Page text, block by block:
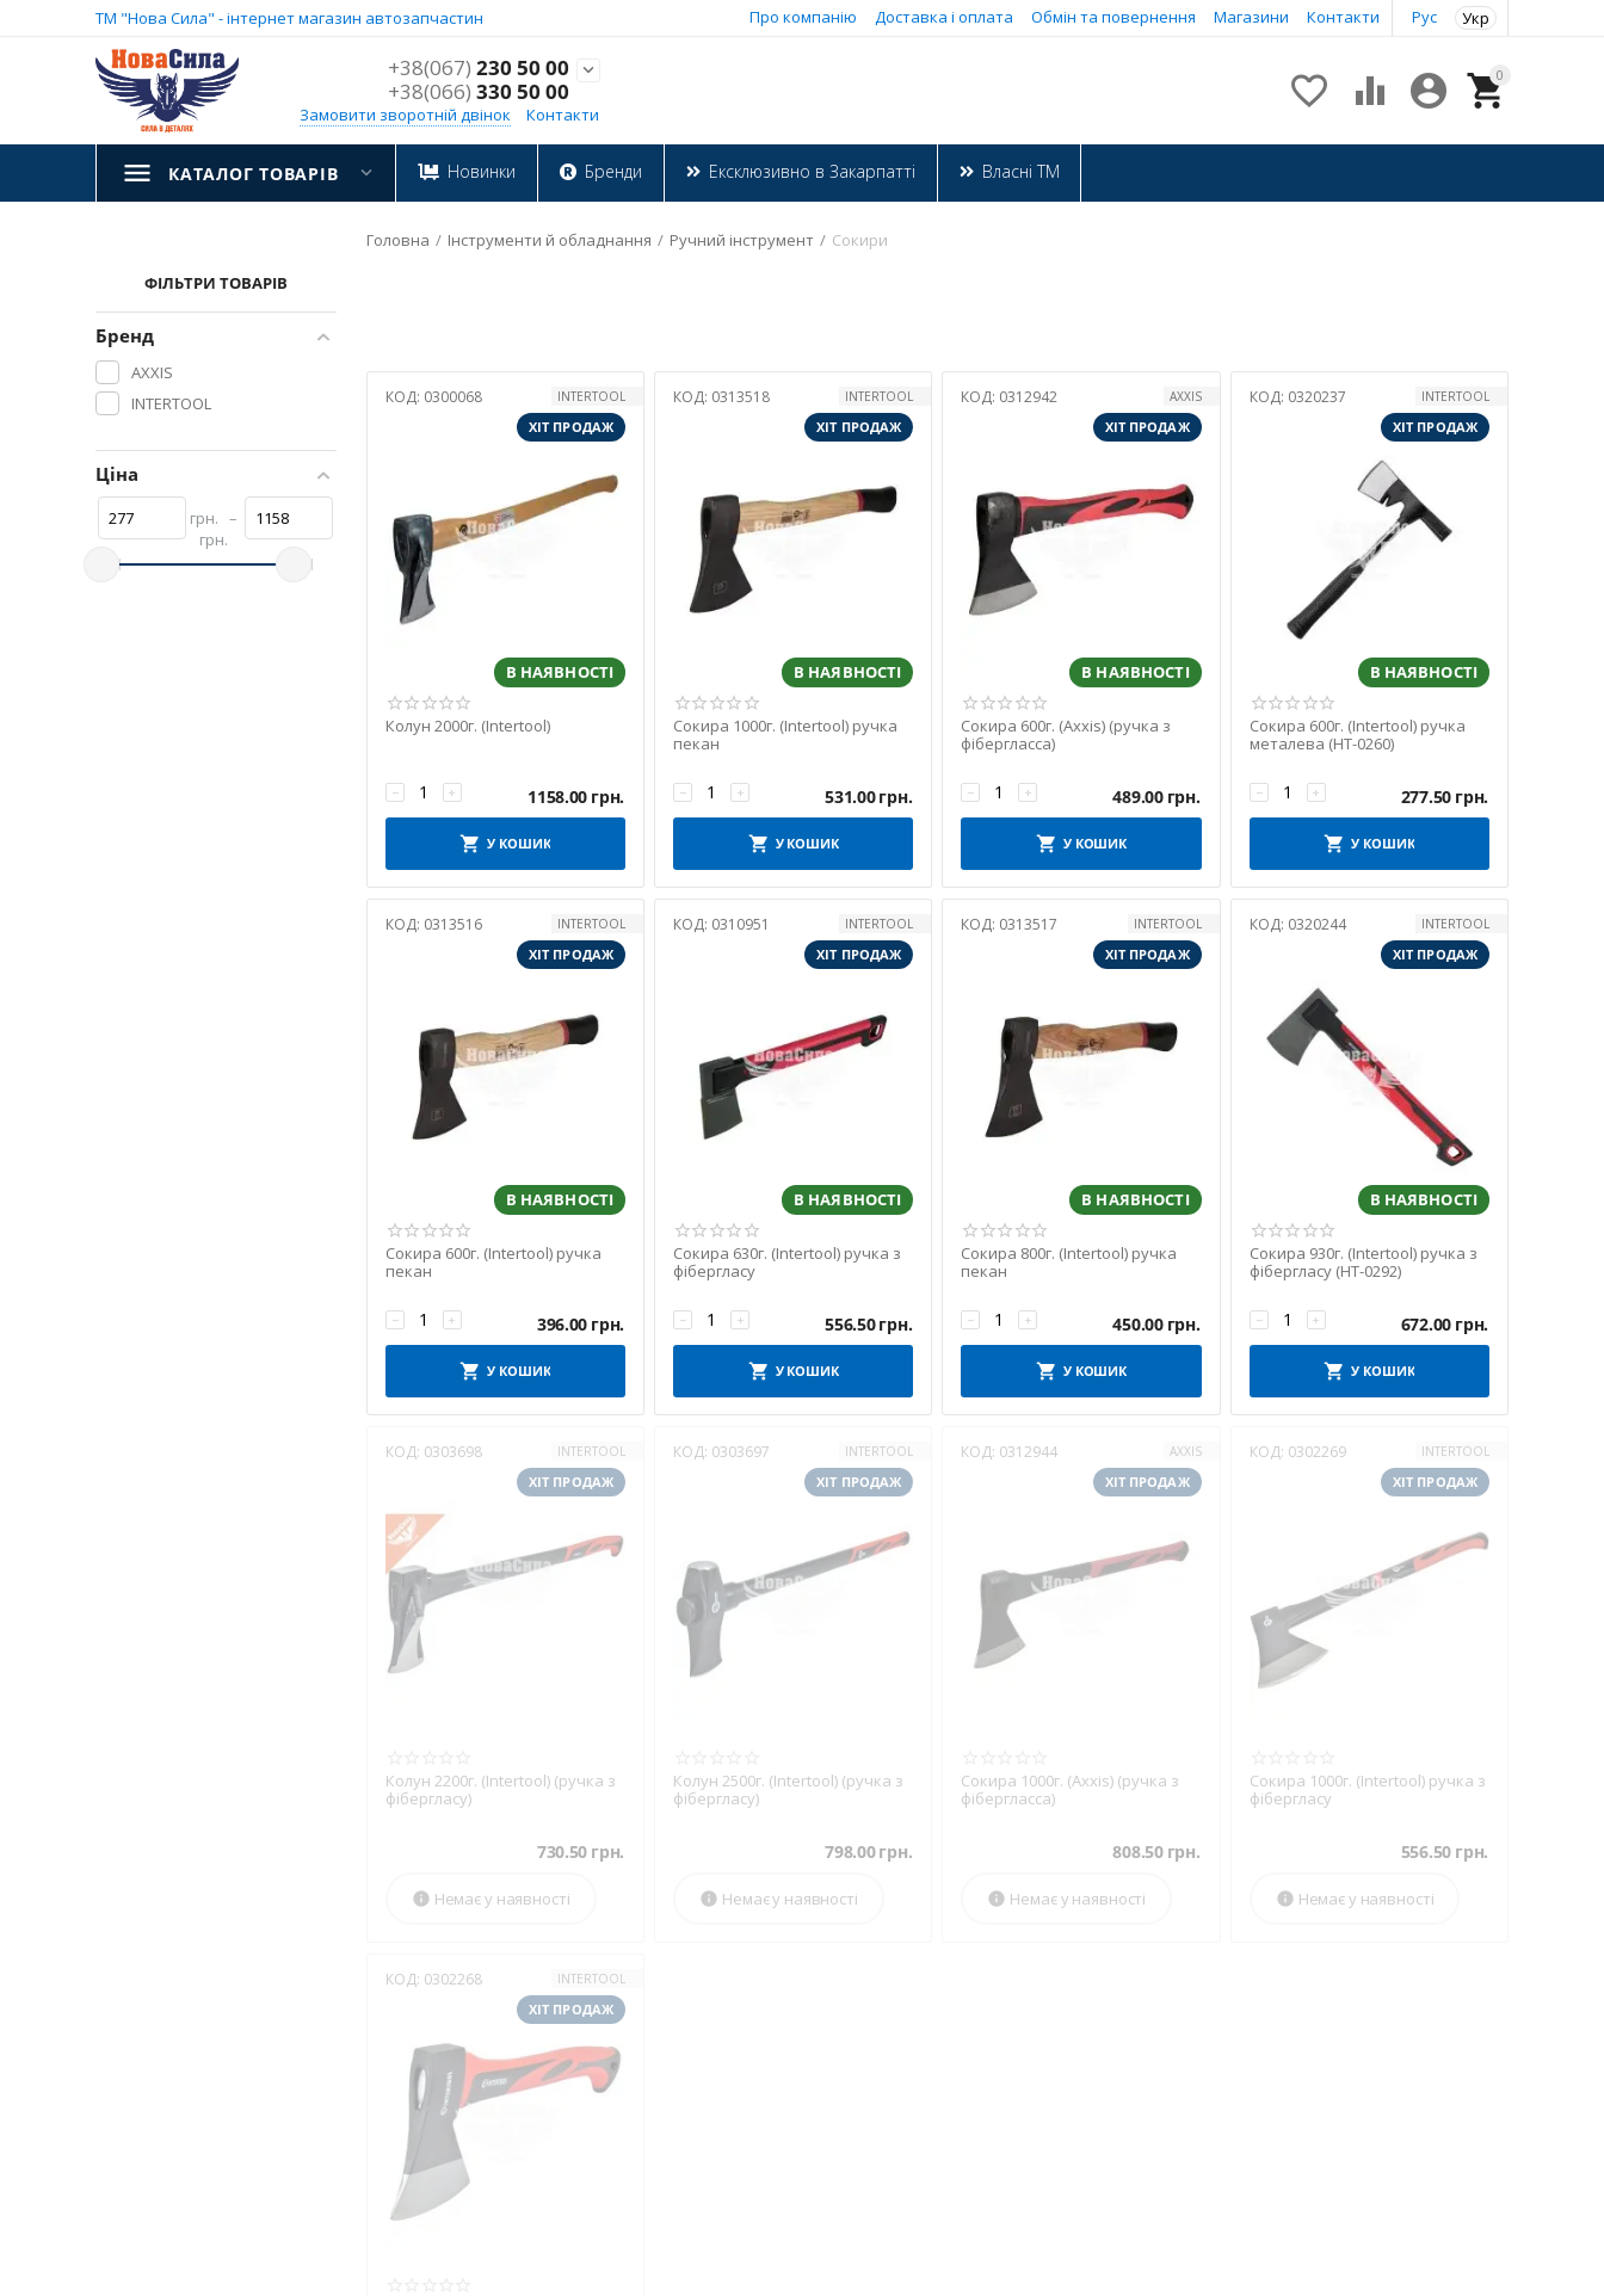
ТМ "Нова Сила" - інтернет магазин автозапчастин Рус Укр
Про компанію Доставка і оплата Обмін та повернення Магазини Контакти
+38(067) 230 50 00
+38(066) 330 50 00

Замовити зворотній двінок Контакти
0


 
КАТАЛОГ ТОВАРІВ Новинки Бренди Ексклюзивно в Закарпатті Власні ТМ
ФІЛЬТРИ ТОВАРІВ
Бренд
AXXIS
INTERTOOL
Ціна
грн. –
грн.
Головна / Інструменти й обладнання / Ручний інструмент / Сокири
КОД: 0300068
INTERTOOL
ХІТ ПРОДАЖ
В НАЯВНОСТІ
Колун 2000г. (Intertool)
+
− 1158.00 грн.
У КОШИК
КОД: 0313518
INTERTOOL
ХІТ ПРОДАЖ
В НАЯВНОСТІ
Сокира 1000г. (Intertool) ручка
пекан
+
− 531.00грн.
У КОШИК
КОД: 0312942
AXXIS
ХІТ ПРОДАЖ
В НАЯВНОСТІ
Сокира 600г. (Axxis) (ручка з
фібергласса)
+
− 489.00 грн.
У КОШИК
КОД: 0320237
INTERTOOL
ХІТ ПРОДАЖ
В НАЯВНОСТІ
Сокира 600г. (Intertool) ручка
металева (HT-0260)
+
− 277.50 грн.
У КОШИК
КОД: 0313516
INTERTOOL
ХІТ ПРОДАЖ
В НАЯВНОСТІ
Сокира 600г. (Intertool) ручка
пекан
+
− 396.00 грн.
У КОШИК
КОД: 0310951
INTERTOOL
ХІТ ПРОДАЖ
В НАЯВНОСТІ
Сокира 630г. (Intertool) ручка з
фібергласу
+
− 556.50грн.
У КОШИК
КОД: 0313517
INTERTOOL
ХІТ ПРОДАЖ
В НАЯВНОСТІ
Сокира 800г. (Intertool) ручка
пекан
+
− 450.00 грн.
У КОШИК
КОД: 0320244
INTERTOOL
ХІТ ПРОДАЖ
В НАЯВНОСТІ
Сокира 930г. (Intertool) ручка з
фібергласу (HT-0292)
+
− 672.00 грн.
У КОШИК
КОД: 0303698
INTERTOOL
ХІТ ПРОДАЖ
Колун 2200г. (Intertool) (ручка з
фібергласу)
730.50 грн.
Немає у наявності

КОД: 0303697
INTERTOOL
ХІТ ПРОДАЖ
Колун 2500г. (Intertool) (ручка з
фібергласу)
798.00грн.
Немає у наявності

КОД: 0312944
AXXIS
ХІТ ПРОДАЖ
Сокира 1000г. (Axxis) (ручка з
фібергласса)
808.50 грн.
Немає у наявності

КОД: 0302269
INTERTOOL
ХІТ ПРОДАЖ
Сокира 1000г. (Intertool) ручка з
фібергласу
556.50 грн.
Немає у наявності

КОД: 0302268
INTERTOOL
ХІТ ПРОДАЖ